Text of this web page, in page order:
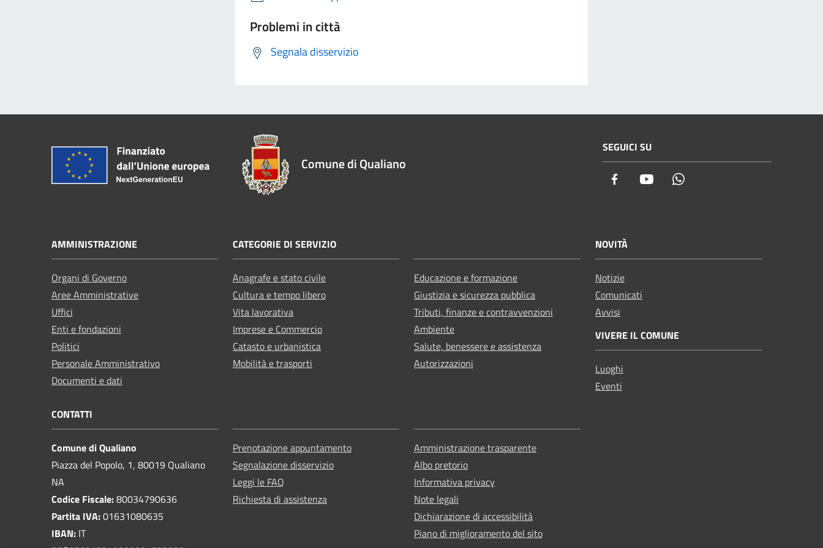
Problemi in città
Segnala disservizio
Comune di Qualiano
SEGUICI SU
Facebook Youtube
AMMINISTRAZIONE
Organi di Governo
Aree Amministrative
Uffici
Enti e fondazioni
Politici
Personale Amministrativo
Documenti e dati
CATEGORIE DI SERVIZIO
Anagrafe e stato civile
Cultura e tempo libero
Vita lavorativa
Imprese e Commercio
Catasto e urbanistica
Mobilità e trasporti
Educazione e formazione
Giustizia e sicurezza pubblica
Tributi, finanze e contravvenzioni
Ambiente
Salute, benessere e assistenza
Autorizzazioni
NOVITÀ
Notizie
Comunicati
Avvisi
VIVERE IL COMUNE
Luoghi
Eventi
CONTATTI
Comune di Qualiano
Piazza del Popolo, 1, 80019 Qualiano
NA
Codice Fiscale:80034790636
Partita IVA:01631080635
IBAN: IT
Prenotazione appuntamento
Segnalazione disservizio
Leggi le FAQ
Richiesta di assistenza
Amministrazione trasparente
Albo pretorio
Informativa privacy
Note legali
Dichiarazione di accessibilità
Piano di miglioramento del sito